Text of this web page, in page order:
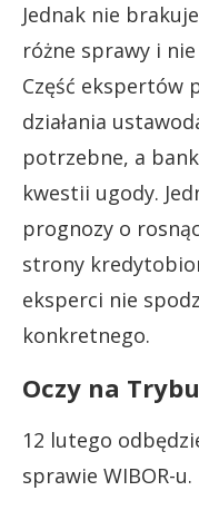
Jednak nie
różne sprawy i
Część ekspertów
działania
potrzebne, a
kwestii ugody.
prognozy o
strony
eksperci nie
konkretnego.
Oczy na
12 lutego
sprawie WIBOR-u.